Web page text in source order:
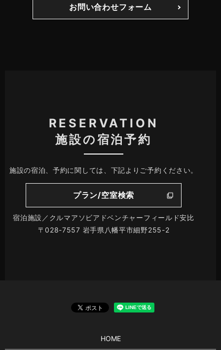
お問い合わせフォーム
RESERVATION
施設の宿泊予約
施設の宿泊、予約に関しては、下記よりご予約ください。
プラン/空室検索
宿泊施設／クルマアソビアドベンチャーフィールド安比
〒028-7557 岩手県八幡平市細野255-2
HOME